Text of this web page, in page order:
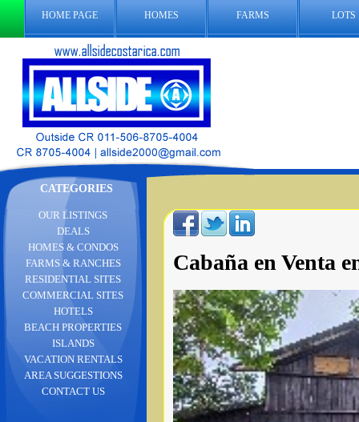
HOME PAGE HOMES FARMS LOTS
CATEGORIES
Cabaña en Venta
OUR LISTINGS
DEALS
HOMES & CONDOS
FARMS & RANCHES
RESIDENTIAL SITES
COMMERCIAL SITES
HOTELS
BEACH PROPERTIES
ISLANDS
VACATION RENTALS
AREA SUGGESTIONS
CONTACT US